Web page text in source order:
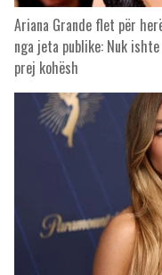
Ariana Grande flet për
nga jeta publike: Nuk
prej kohësh